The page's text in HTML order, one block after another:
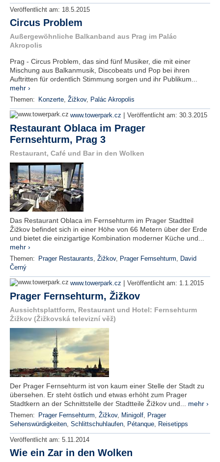
Veröffentlicht am: 18.5.2015
Circus Problem
Außergewöhnliche Balkanband aus Prag im Palác
Akropolis
Prag - Circus Problem, das sind fünf Musiker, die mit einer
Mischung aus Balkanmusik, Discobeats und Pop bei ihren
Auftritten für ordentlich Stimmung sorgen und ihr Publikum...
mehr ›
Themen: Konzerte, Žižkov, Palác Akropolis
www.towerpark.cz | Veröffentlicht am: 30.3.2015
Restaurant Oblaca im Prager
Fernsehturm, Prag 3
Restaurant, Café und Bar in den Wolken
Das Restaurant Oblaca im Fernsehturm im Prager Stadtteil
Žižkov befindet sich in einer Höhe von 66 Metern über der Erde
und bietet die einzigartige Kombination moderner Küche und...
mehr ›
Themen: Prager Restaurants, Žižkov, Prager Fernsehturm, David
Černý
www.towerpark.cz | Veröffentlicht am: 1.1.2015
Prager Fernsehturm, Žižkov
Aussichtsplattform, Restaurant und Hotel: Fernsehturm
Žižkov (Žižkovská televizní věž)
Der Prager Fernsehturm ist von kaum einer Stelle der Stadt zu
übersehen. Er steht östlich und etwas erhöht zum Prager
Stadtkern an der Schnittstelle der Stadtteile Žižkov und... mehr ›
Themen: Prager Fernsehturm, Žižkov, Minigolf, Prager
Sehenswürdigkeiten, Schlittschuhlaufen, Pétanque, Reisetipps
Veröffentlicht am: 5.11.2014
Wie ein Zar in den Wolken